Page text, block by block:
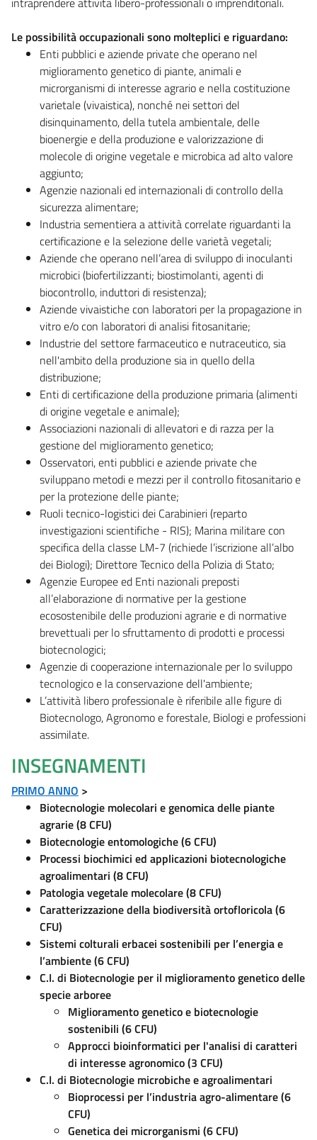
Le possibilità occupazionali sono molteplici e riguardano:
Enti pubblici e aziende private che operano nel
miglioramento genetico di piante, animali e
microrganismi di interesse agrario e nella costituzione
varietale (vivaistica), nonché nei settori del
disinquinamento, della tutela ambientale, delle
bioenergie e della produzione e valorizzazione di
molecole di origine vegetale e microbica ad alto valore
aggiunto;
Agenzie nazionali ed internazionali di controllo della
sicurezza alimentare;
Industria sementiera a attività correlate riguardanti la
certificazione e la selezione delle varietà vegetali;
Aziende che operano nell’area di sviluppo di inoculanti
microbici (biofertilizzanti; biostimolanti, agenti di
biocontrollo, induttori di resistenza);
Aziende vivaistiche con laboratori per la propagazione in
vitro e/o con laboratori di analisi fitosanitarie;
Industrie del settore farmaceutico e nutraceutico, sia
nell'ambito della produzione sia in quello della
distribuzione;
Enti di certificazione della produzione primaria (alimenti
di origine vegetale e animale);
Associazioni nazionali di allevatori e di razza per la
gestione del miglioramento genetico;
Osservatori, enti pubblici e aziende private che
sviluppano metodi e mezzi per il controllo fitosanitario e
per la protezione delle piante;
Ruoli tecnico-logistici dei Carabinieri (reparto
investigazioni scientifiche - RIS); Marina militare con
specifica della classe LM-7 (richiede l’iscrizione all’albo
dei Biologi); Direttore Tecnico della Polizia di Stato;
Agenzie Europee ed Enti nazionali preposti
all’elaborazione di normative per la gestione
ecosostenibile delle produzioni agrarie e di normative
brevettuali per lo sfruttamento di prodotti e processi
biotecnologici;
Agenzie di cooperazione internazionale per lo sviluppo
tecnologico e la conservazione dell'ambiente;
L’attività libero professionale è riferibile alle figure di
Biotecnologo, Agronomo e forestale, Biologi e professioni
assimilate.
INSEGNAMENTI
PRIMO ANNO >
Biotecnologie molecolari e genomica delle piante
agrarie (8 CFU)
Biotecnologie entomologiche (6 CFU)
Processi biochimici ed applicazioni biotecnologiche
agroalimentari (8 CFU)
Patologia vegetale molecolare (8 CFU)
Caratterizzazione della biodiversità ortofloricola (6
CFU)
Sistemi colturali erbacei sostenibili per l’energia e
l’ambiente (6 CFU)
C.I. di Biotecnologie per il miglioramento genetico delle
specie arboree
Miglioramento genetico e biotecnologie
sostenibili (6 CFU)
Approcci bioinformatici per l'analisi di caratteri
di interesse agronomico (3 CFU)
C.I. di Biotecnologie microbiche e agroalimentari
Bioprocessi per l’industria agro-alimentare (6
CFU)
Genetica dei microrganismi (6 CFU)